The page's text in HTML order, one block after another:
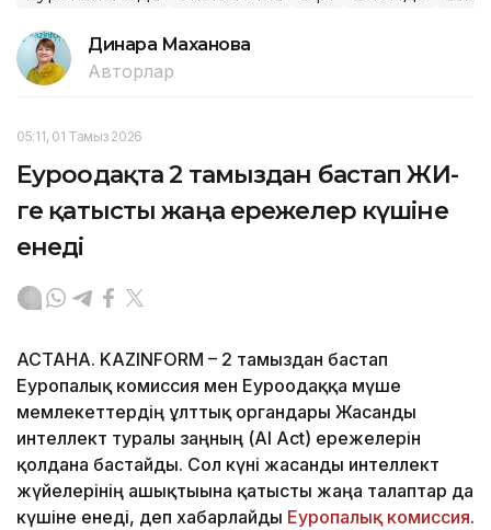
Динара Маханова
Авторлар
05:11, 01 Тамыз 2026
Еуроодақта 2 тамыздан бастап ЖИ-
ге қатысты жаңа ережелер күшіне
енеді
АСТАНА. KAZINFORM – 2 тамыздан бастап
Еуропалық комиссия мен Еуроодаққа мүше
мемлекеттердің ұлттық органдары Жасанды
интеллект туралы заңның (AI Act) ережелерін
қолдана бастайды. Сол күні жасанды интеллект
жүйелерінің ашықтығына қатысты жаңа талаптар да
күшіне енеді, деп хабарлайды Еуропалық комиссия.